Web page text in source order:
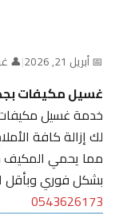
📅 أبريل 21, 2026 |
👤
غسيل مكيفات بجدة:
خدمة غسيل مكيفات
لك إزالة كافة
مما يحمي المكيف
بشكل فوري وبأقل
0543626173